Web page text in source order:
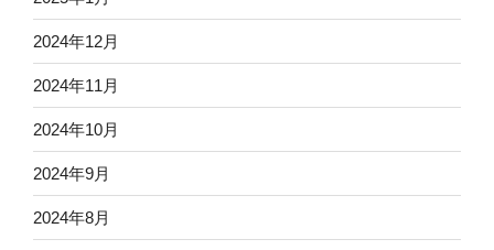
2024年12月
2024年11月
2024年10月
2024年9月
2024年8月